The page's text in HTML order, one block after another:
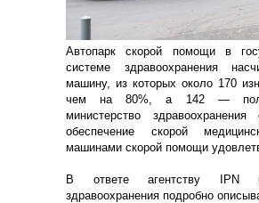
Автопарк скорой помощи в
системе здравоохранения
машину, из которых около 170
чем на 80%, а 142 —
министерство здравоохранения
обеспечение скорой
машинами скорой помощи
В ответе агентству IPN
здравоохранения подробно